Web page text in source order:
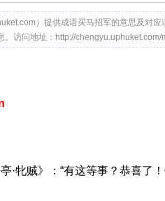
）提供成语买马招军的意思及对
。访问地址：http://
·牝贼》：“有这等事？恭喜了